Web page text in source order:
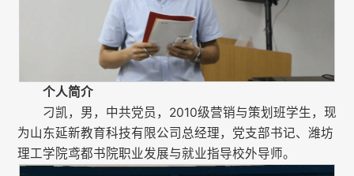
个人简介
刁凯，男，中共党员，2010级营销与策划班学生，现
为山东延新教育科技有限公司总经理，党支部书记、潍坊
理工学院鸢都书院职业发展与就业指导校外导师。